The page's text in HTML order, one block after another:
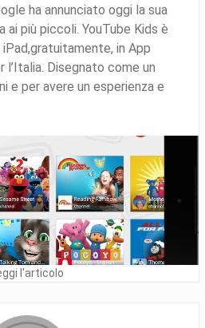
ha annunciato oggi la sua
ai più piccoli. YouTube Kids è
in App
l’Italia. Disegnato come un
e per avere un esperienza e
l'articolo